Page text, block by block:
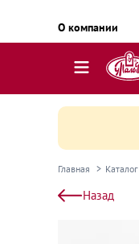
О компании
Главная Каталог
Назад